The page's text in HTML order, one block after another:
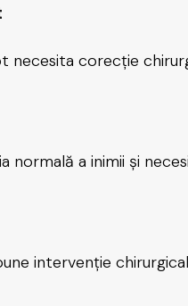
corecție
a inimii și
intervenție